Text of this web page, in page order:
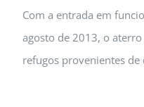
Com a entrada em
agosto de 2013, o
refugos provenientes de